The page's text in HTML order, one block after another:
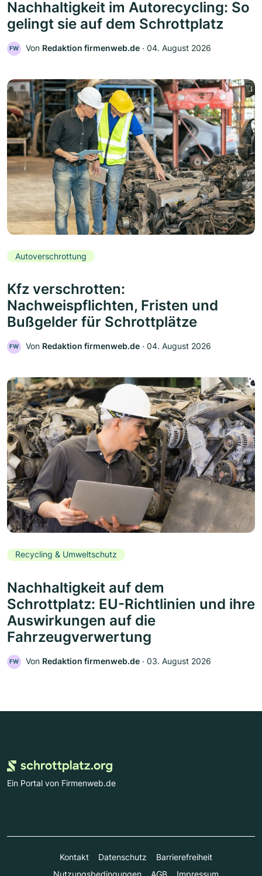
Nachhaltigkeit im Autorecycling: So
gelingt sie auf dem Schrottplatz
FW Von Redaktion firmenweb.de ‧ 04. August 2026
Autoverschrottung
Kfz verschrotten:
Nachweispflichten, Fristen und
Bußgelder für Schrottplätze
FW Von Redaktion firmenweb.de ‧ 04. August 2026
Recycling & Umweltschutz
Nachhaltigkeit auf dem
Schrottplatz: EU-Richtlinien und ihre
Auswirkungen auf die
Fahrzeugverwertung
FW Von Redaktion firmenweb.de ‧ 03. August 2026
Ein Portal von Firmenweb.de
Kontakt Datenschutz
Barrierefreiheit
Nutzungsbedingungen
AGB Impressum